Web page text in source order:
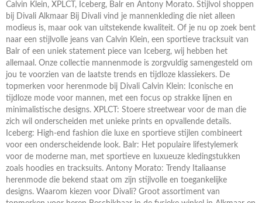
Calvin Klein, XPLCT, Iceberg, Balr en Antony Morato. Stijlvol shoppen
bij Divali Alkmaar Bij Divali vind je mannenkleding die niet alleen
modieus is, maar ook van uitstekende kwaliteit. Of je nu op zoek bent
naar een stijlvolle jeans van Calvin Klein, een sportieve tracksuit van
Balr of een uniek statement piece van Iceberg, wij hebben het
allemaal. Onze collectie mannenmode is zorgvuldig samengesteld om
jou te voorzien van de laatste trends en tijdloze klassiekers. De
topmerken voor herenmode bij Divali Calvin Klein: Iconische en
tijdloze mode voor mannen, met een focus op strakke lijnen en
minimalistische designs. XPLCT: Stoere streetwear voor de man die
zich wil onderscheiden met unieke prints en opvallende details.
Iceberg: High-end fashion die luxe en sportieve stijlen combineert
voor een onderscheidende look. Balr: Het populaire lifestylemerk
voor de moderne man, met sportieve en luxueuze kledingstukken
zoals hoodies en tracksuits. Antony Morato: Trendy Italiaanse
herenmode die bekend staat om zijn stijlvolle en toegankelijke
designs. Waarom kiezen voor Divali? Groot assortiment van